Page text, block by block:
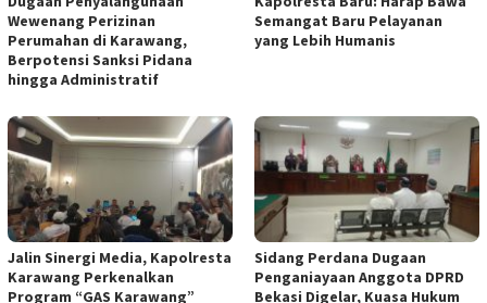
Wewenang Perizinan
Perumahan di Karawang,
Berpotensi Sanksi Pidana
hingga Administratif
Semangat Baru Pelayanan
yang Lebih Humanis
Jalin Sinergi Media, Kapolresta
Karawang Perkenalkan
Program “GAS Karawang”
Sidang Perdana Dugaan
Penganiayaan Anggota DPRD
Bekasi Digelar, Kuasa Hukum